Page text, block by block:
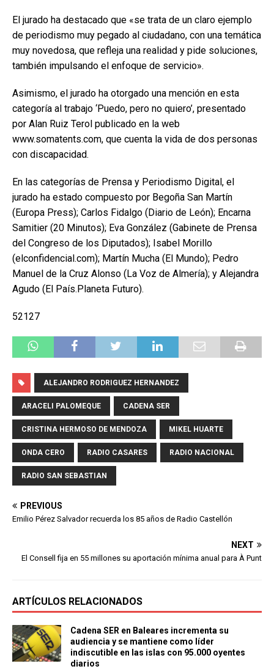
El jurado ha destacado que «se trata de un claro ejemplo
de periodismo muy pegado al ciudadano, con una temática
muy novedosa, que refleja una realidad y pide soluciones,
también impulsando el enfoque de servicio».
Asimismo, el jurado ha otorgado una mención en esta
categoría al trabajo ‘Puedo, pero no quiero’, presentado
por Alan Ruiz Terol publicado en la web
www.somatents.com, que cuenta la vida de dos personas
con discapacidad.
En las categorías de Prensa y Periodismo Digital, el
jurado ha estado compuesto por Begoña San Martín
(Europa Press); Carlos Fidalgo (Diario de León); Encarna
Samitier (20 Minutos); Eva González (Gabinete de Prensa
del Congreso de los Diputados); Isabel Morillo
(elconfidencial.com); Martín Mucha (El Mundo); Pedro
Manuel de la Cruz Alonso (La Voz de Almería); y Alejandra
Agudo (El País.Planeta Futuro).
52127
ALEJANDRO RODRIGUEZ HERNANDEZ
ARACELI PALOMEQUE CADENA SER
CRISTINA HERMOSO DE MENDOZA MIKEL HUARTE
ONDA CERO RADIO CASARES RADIO NACIONAL
RADIO SAN SEBASTIAN
PREVIOUS
Emilio Pérez Salvador recuerda los 85 años de Radio Castellón
NEXT
El Consell fija en 55 millones su aportación mínima anual para À Punt
ARTÍCULOS RELACIONADOS
Cadena SER en Baleares incrementa su
audiencia y se mantiene como líder
indiscutible en las islas con 95.000 oyentes
diarios